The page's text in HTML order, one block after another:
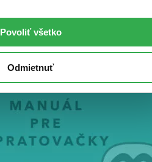
Povoliť všetko
Odmietnuť